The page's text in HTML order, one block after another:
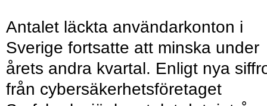
Antalet läckta användarkonton i
Sverige fortsatte att minska under
årets andra kvartal. Enligt nya
från cybersäkerhetsföretaget